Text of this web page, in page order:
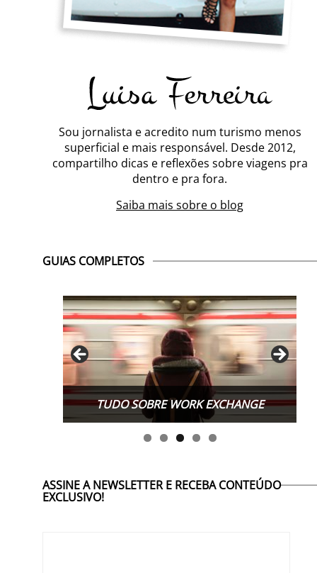
Sou jornalista e acredito num turismo menos
superficial e mais responsável. Desde 2012,
compartilho dicas e reflexões sobre viagens pra
dentro e pra fora.
Saiba mais sobre o blog
GUIAS COMPLETOS
TUDO SOBRE WORK EXCHANGE
ASSINE A NEWSLETTER E RECEBA CONTEÚDO
EXCLUSIVO!